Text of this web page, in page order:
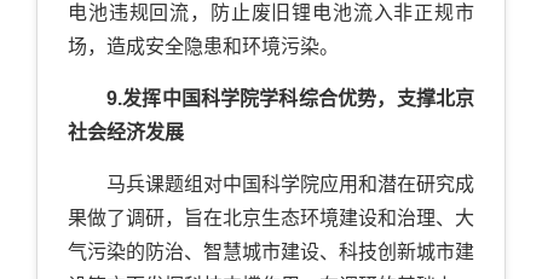
电池违规回流，防止废旧锂电池流入非正规市
场，造成安全隐患和环境污染。
9.发挥中国科学院学科综合优势，支撑北京
社会经济发展
马兵课题组对中国科学院应用和潜在研究成
果做了调研，旨在北京生态环境建设和治理、大
气污染的防治、智慧城市建设、科技创新城市建